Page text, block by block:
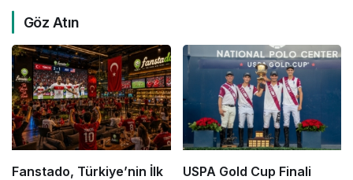
Göz Atın
Fanstado, Türkiye’nin İlk
USPA Gold Cup Finali